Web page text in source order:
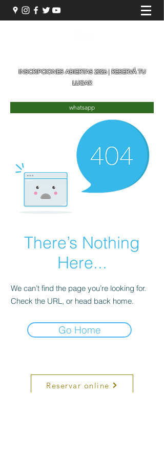
INSCRIPCIONES ABIERTAS 2026| RESERVÁ TU
LUGAR
whatsapp
There’s Nothing
Here...
We can’t find the page you’re looking for.
Check the URL, or head back home.
Go Home
Reservar online